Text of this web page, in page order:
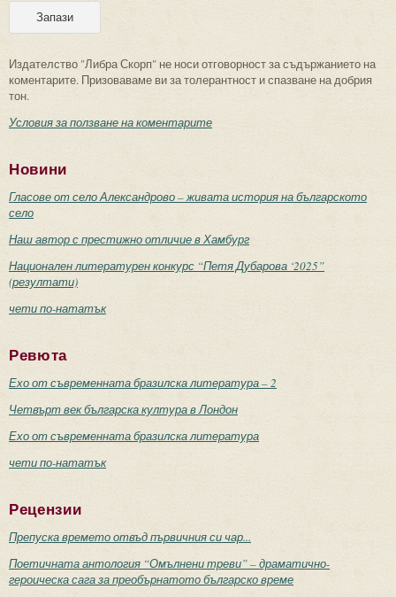
Издателство "Либра Скорп" не носи отговорност за съдържанието на
коментарите. Призоваваме ви за толерантност и спазване на добрия
тон.
Условия за ползване на коментарите
Новини
Гласове от село Александрово – живата история на българското
село
Наш автор с престижно отличие в Хамбург
Национален литературен конкурс “Петя Дубарова ‘2025”
(резултати)
чети по-нататък
Ревюта
Ехо от съвременната бразилска литература – 2
Четвърт век българска култура в Лондон
Ехо от съвременната бразилска литература
чети по-нататък
Рецензии
Препуска времето отвъд първичния си чар...
Поетичната антология “Омълнени треви” – драматично-
героическа сага за преобърнатото българско време